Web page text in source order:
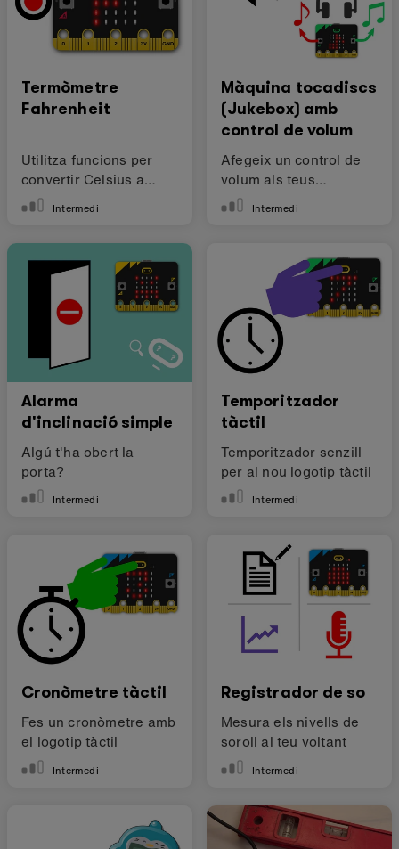
Termòmetre
Fahrenheit
Utilitza funcions per
convertir Celsius a
Fahrenheit
Intermedi
Màquina tocadiscs
(Jukebox) amb
control de volum
Afegeix un control de
volum als teus
projectes sonors
Intermedi
Alarma
d'inclinació simple
Algú t'ha obert la
porta?
Intermedi
Temporitzador
tàctil
Temporitzador senzill
per al nou logotip tàctil
Intermedi
Cronòmetre tàctil
Fes un cronòmetre amb
el logotip tàctil
Intermedi
Registrador de so
Mesura els nivells de
soroll al teu voltant
Intermedi